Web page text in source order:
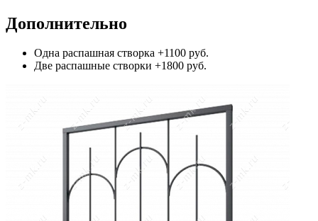
Дополнительно
Одна распашная створка +1100 руб.
Две распашные створки +1800 руб.